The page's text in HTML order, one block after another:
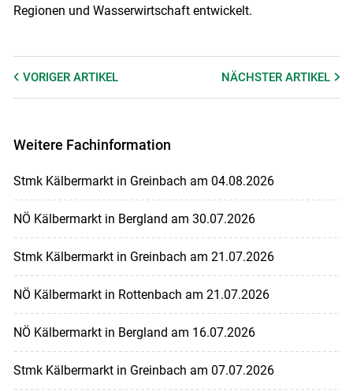
Regionen und Wasserwirtschaft entwickelt.
VORIGER ARTIKEL NÄCHSTERARTIKEL
Weitere Fachinformation
Stmk Kälbermarkt in Greinbach am 04.08.2026
NÖ Kälbermarkt in Bergland am 30.07.2026
Stmk Kälbermarkt in Greinbach am 21.07.2026
NÖ Kälbermarkt in Rottenbach am 21.07.2026
NÖ Kälbermarkt in Bergland am 16.07.2026
Stmk Kälbermarkt in Greinbach am 07.07.2026